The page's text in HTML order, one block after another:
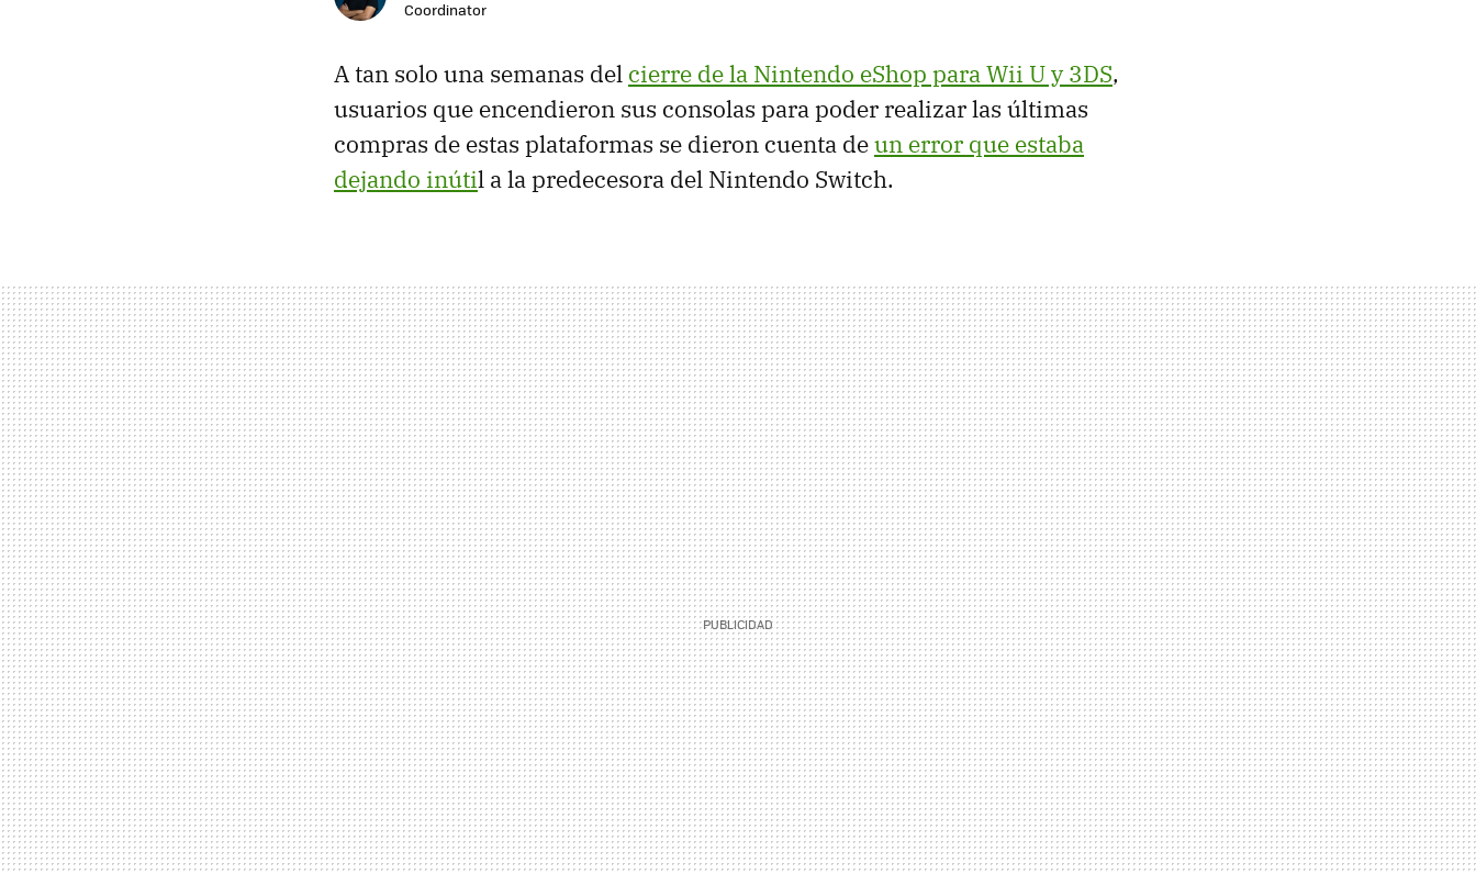
Coordinator
A tan solo una semanas del cierre de la Nintendo eShop para Wii U y 3DS,
usuarios que encendieron sus consolas para poder realizar las últimas
compras de estas plataformas se dieron cuenta deun error que estaba
dejando inútil a la predecesora del Nintendo Switch.